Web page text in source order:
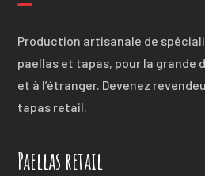
Production artisanale de
paellas et tapas, pour la grande
et à l’étranger. Devenez
tapas retail.
Paellas retail